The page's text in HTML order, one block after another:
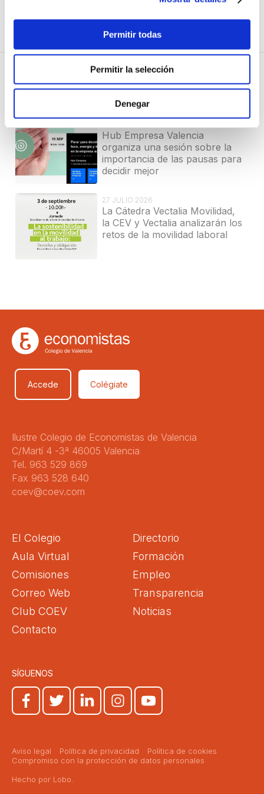
Permitir todas
Permitir la selección
Denegar
Noticias relacionadas
Hub Empresa Valencia
organiza una sesión sobre la
importancia de las pausas para
decidir mejor
27 JULIO 2026
La Cátedra Vectalia Movilidad,
la CEV y Vectalia analizarán los
retos de la movilidad laboral
Accede Colégiate
Ilustre Colegio de Economistas de Valencia
C/Martí 4 -3ª 46005 Valencia
Tel. 963 529 869
Fax 963 528 640
coev@coev.com
El Colegio
Directorio
Aula Virtual
Formación
Comisiones
Empleo
Correo Web
Transparencia
Club COEV
Noticias
Contacto
SÍGUENOS
Aviso legal Política de privacidad
Política de cookies
Compromiso con la protección de datos personales
Hecho por Lobo.